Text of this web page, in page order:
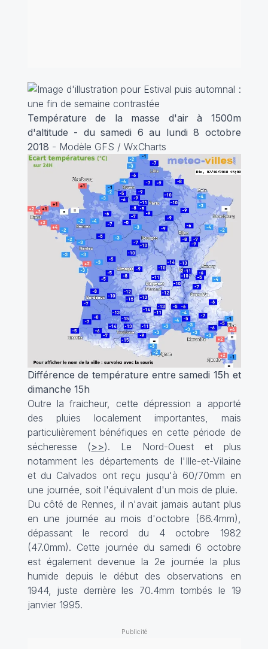
Température de la masse d'air à 1500m
d'altitude - du samedi 6 au lundi 8 octobre
2018 - Modèle GFS / WxCharts
Différence de température entre samedi 15h et
dimanche 15h
Outre la fraicheur, cette dépression a apporté
des pluies localement importantes, mais
particulièrement bénéfiques en cette période de
sécheresse (>>). Le Nord-Ouest et plus
notamment les départements de l'Ille-et-Vilaine
et du Calvados ont reçu jusqu'à 60/70mm en
une journée, soit l'équivalent d'un mois de pluie.
Du côté de Rennes, il n'avait jamais autant plus
en une journée au mois d'octobre (66.4mm),
dépassant le record du 4 octobre 1982
(47.0mm). Cette journée du samedi 6 octobre
est également devenue la 2e journée la plus
humide depuis le début des observations en
1944, juste derrière les 70.4mm tombés le 19
janvier 1995.